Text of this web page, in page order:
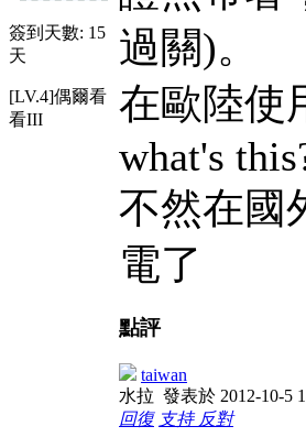
簽到天數: 15
天
[LV.4]偶爾看
看III
過關)。
在歐陸使
what's
不然在國
電了
點評
taiwan
水拉 發表於 2012-10-5
回復 支持 反對